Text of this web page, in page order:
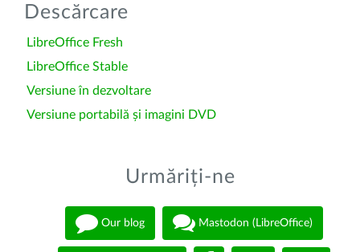
Descărcare
LibreOffice Fresh
LibreOffice Stable
Versiune în dezvoltare
Versiune portabilă și imagini DVD
Urmăriți-ne
Our blog Mastodon (LibreOffice)